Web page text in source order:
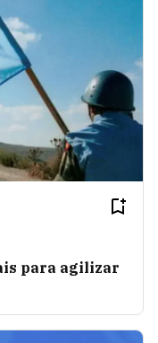
para agilizar